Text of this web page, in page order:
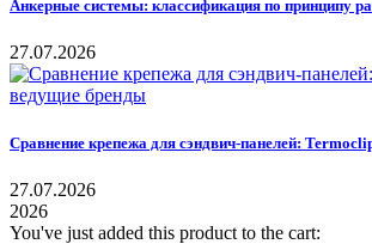
Анкерные системы: классификация по принципу
27.07.2026
Сравнение крепежа для сэндвич-панелей:
27.07.2026
2026
You've just added this product to the cart: